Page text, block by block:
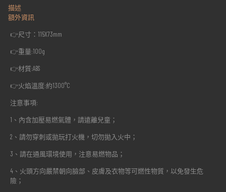
鬼
火
數
描述
額外資訊
👉尺寸：115X73mm
👉重量:100g
👉材質:ABS
👉火焰溫度:約1300°C
注意事項:
1、內含加壓易燃氣體，請遠離兒童；
2、請勿穿刺或拋玩打火機，切勿拋入火中；
3、請在通風環境使用，注意易燃物品；
4、火頭方向嚴禁朝向臉部、皮膚及衣物等可燃性物質，以免發生危
險；